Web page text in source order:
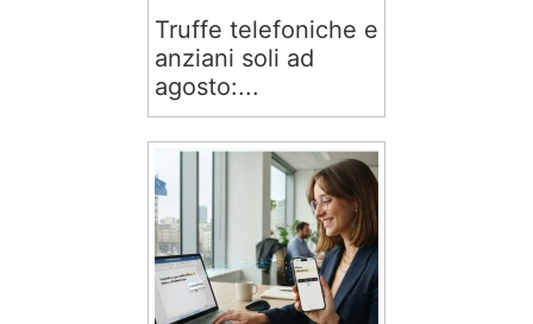
Truffe telefoniche e
anziani soli ad
agosto:...